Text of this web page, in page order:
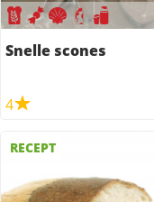
Snelle scones
4
RECEPT